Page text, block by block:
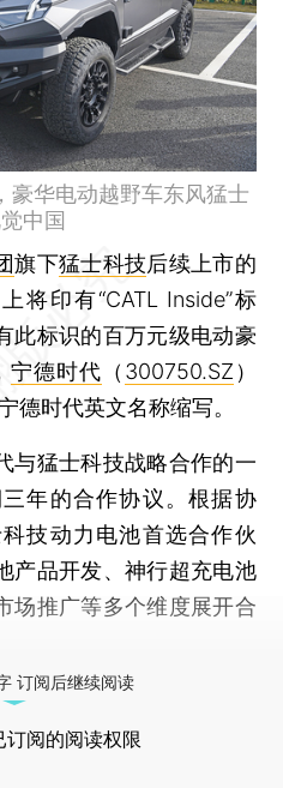
华电动越野车东风猛士
中国
旗下猛士科技后续上市的
将印有“CATL Inside”标
此标识的百万元级电动豪
宁德时代 （ 300750.SZ ）
德时代英文名称缩写。
猛士科技战略合作的一
年的合作协议。根据协
技动力电池首选合作伙
产品开发、神行超充电池
场推广等多个维度展开合
订阅后继续阅读
订阅的阅读权限